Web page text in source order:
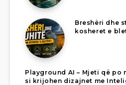
Breshëri dhe
kosheret e
Playground AI – Mjeti që po
si krijohen dizajnet me